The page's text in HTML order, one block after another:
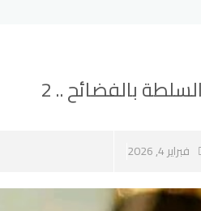
بالفضائح .. 2
فبراير 4, 2026